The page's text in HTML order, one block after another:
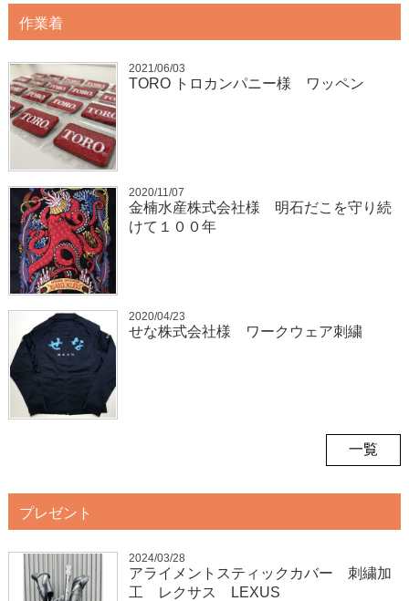
作業着
2021/06/03
TORO トロカンパニー様 ワッペン
2020/11/07
金楠水産株式会社様 明石だこを守り続
けて１００年
2020/04/23
せな株式会社様 ワークウェア刺繍
一覧
プレゼント
2024/03/28
アライメントスティックカバー 刺繍加
工 レクサス LEXUS